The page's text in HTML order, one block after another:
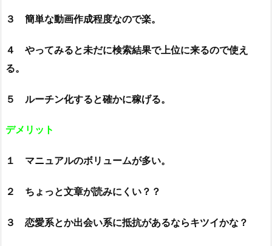
３ 簡単な動画作成程度なので楽。
４ やってみると未だに検索結果で上位に来るので使え
る。
５ ルーチン化すると確かに稼げる。
デメリット
１ マニュアルのボリュームが多い。
２ ちょっと文章が読みにくい？？
３ 恋愛系とか出会い系に抵抗があるならキツイかな？